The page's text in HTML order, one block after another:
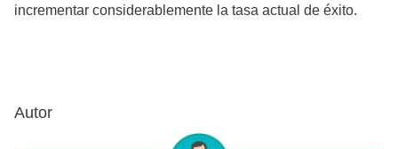
incrementar considerablemente la tasa actual de éxito.
Autor